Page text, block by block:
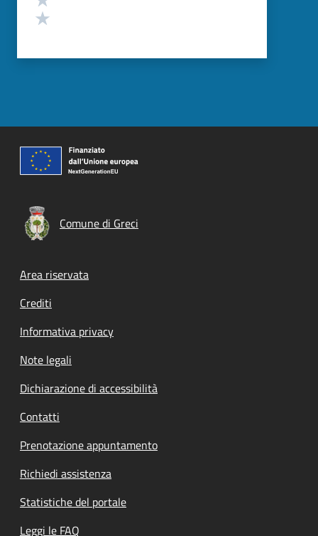
Comune di Greci
Footer menu
Area riservata
Crediti
Informativa privacy
Note legali
Dichiarazione di accessibilità
Contatti
Prenotazione appuntamento
Richiedi assistenza
Statistiche del portale
Leggi le FAQ